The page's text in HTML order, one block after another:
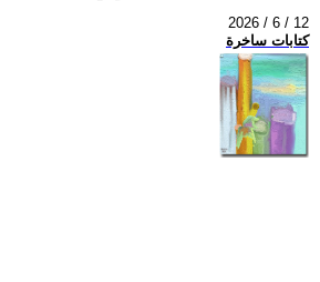
2026 / 6 / 12
كتابات ساخرة